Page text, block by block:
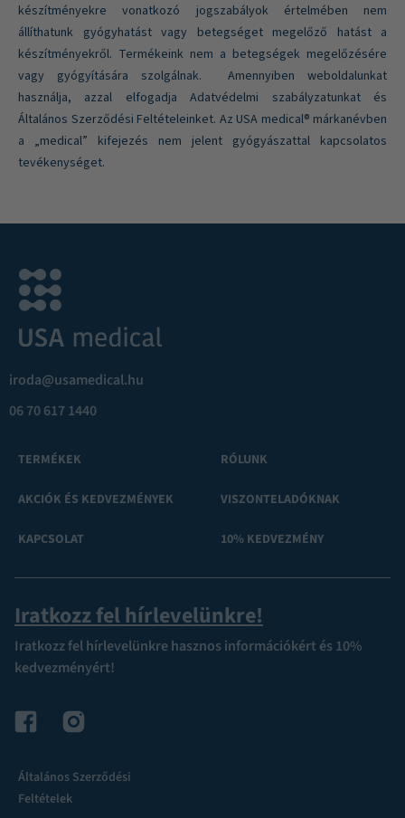
készítményekre vonatkozó jogszabályok értelmében nem
állíthatunk gyógyhatást vagy betegséget megelőző hatást a
készítményekről. Termékeink nem a betegségek megelőzésére
vagy gyógyítására szolgálnak. Amennyiben weboldalunkat
használja, azzal elfogadja Adatvédelmi szabályzatunkat és
Általános Szerződési Feltételeinket. Az USA medical® márkanévben
a „medical” kifejezés nem jelent gyógyászattal kapcsolatos
tevékenységet.
iroda@usamedical.hu
06 70 617 1440
TERMÉKEK
AKCIÓK ÉS KEDVEZMÉNYEK
KAPCSOLAT
RÓLUNK
VISZONTELADÓKNAK
10% KEDVEZMÉNY
Iratkozz fel hírlevelünkre!
Iratkozz fel hírlevelünkre hasznos információkért és 10%
kedvezményért!
Általános Szerződési
Feltételek